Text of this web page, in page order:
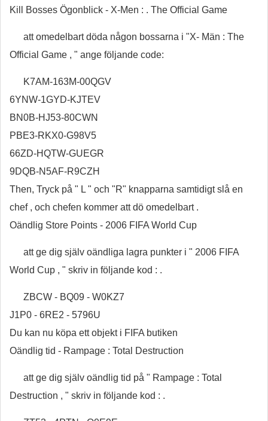
Kill Bosses Ögonblick - X-Men : . The Official Game
att omedelbart döda någon bossarna i "X- Män : The
Official Game , " ange följande code:
K7AM-163M-00QGV
6YNW-1GYD-KJTEV
BN0B-HJ53-80CWN
PBE3-RKX0-G98V5
66ZD-HQTW-GUEGR
9DQB-N5AF-R9CZH
Then, Tryck på " L " och "R" knapparna samtidigt slå en
chef , och chefen kommer att dö omedelbart .
Oändlig Store Points - 2006 FIFA World Cup
att ge dig själv oändliga lagra punkter i " 2006 FIFA
World Cup , " skriv in följande kod : .
ZBCW - BQ09 - W0KZ7
J1P0 - 6RE2 - 5796U
Du kan nu köpa ett objekt i FIFA butiken
Oändlig tid - Rampage : Total Destruction
att ge dig själv oändlig tid på " Rampage : Total
Destruction , " skriv in följande kod : .